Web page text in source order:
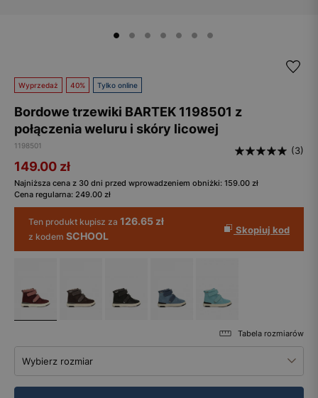
Wyprzedaż 40% Tylko online
Bordowe trzewiki BARTEK 1198501 z
połączenia weluru i skóry licowej
1198501 (3)
149.00 zł
Najniższa cena z 30 dni przed wprowadzeniem obniżki: 159.00 zł
Cena regularna: 249.00 zł
Ten produkt kupisz za 126.65 zł
z kodem SCHOOL Skopiuj kod
Tabela rozmiarów
Wybierz rozmiar